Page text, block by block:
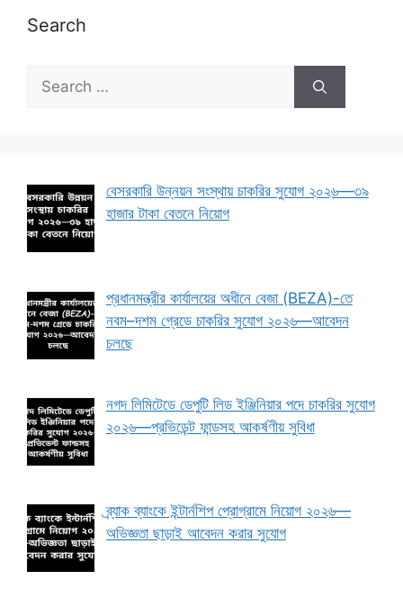
Search
Search
for:
বেসরকারি উন্নয়ন সংস্থায় চাকরির সুযোগ ২০২৬—৩৯
হাজার টাকা বেতনে নিয়োগ
প্রধানমন্ত্রীর কার্যালয়ের অধীনে বেজা (BEZA)-তে
নবম–দশম গ্রেডে চাকরির সুযোগ ২০২৬—আবেদন
চলছে
নগদ লিমিটেডে ডেপুটি লিড ইঞ্জিনিয়ার পদে চাকরির সুযোগ
২০২৬—প্রভিডেন্ট ফান্ডসহ আকর্ষণীয় সুবিধা
ব্র্যাক ব্যাংকে ইন্টার্নশিপ প্রোগ্রামে নিয়োগ ২০২৬—
অভিজ্ঞতা ছাড়াই আবেদন করার সুযোগ